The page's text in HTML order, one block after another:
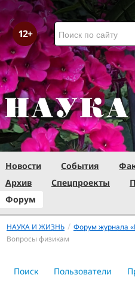
Новости События
Архив
Спецпроекты
Форум
НАУКА И ЖИЗНЬ / Форум журнала
Вопросы физикам
Поиск Пользователи